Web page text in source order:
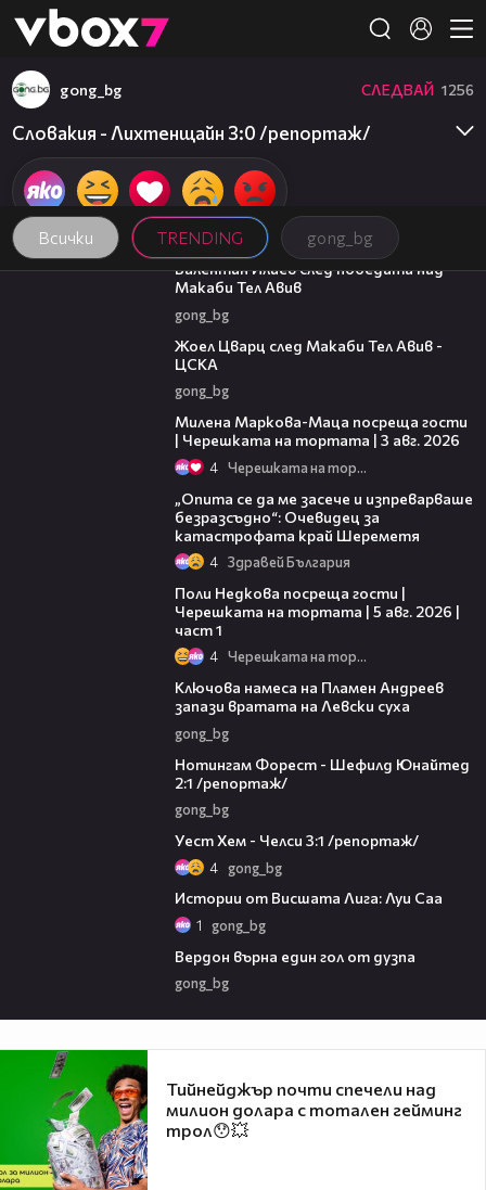
👾
Всички TRENDING gong_bg
gong_bg СЛЕДВАЙ 1256
Словакия - Лихтенщайн 3:0 /репортаж/
06:38
Валентин Илиев след победата над
Макаби Тел Авив
gong_bg
Жоел Цварц след Макаби Тел Авив -
ЦСКА
gong_bg
Милена Маркова-Маца посреща гости
| Черешката на тортата | 3 авг. 2026
4 Черешката на тортата
„Опита се да ме засече и изпреварваше
безразсъдно“: Очевидец за
катастрофата край Шереметя
4 Здравей България
Поли Недкова посреща гости |
Черешката на тортата | 5 авг. 2026 |
част 1
4 Черешката на тортата
Ключова намеса на Пламен Андреев
запази вратата на Левски суха
gong_bg
Нотингам Форест - Шефилд Юнайтед
2:1 /репортаж/
gong_bg
Уест Хем - Челси 3:1 /репортаж/
4 gong_bg
Истории от Висшата Лига: Луи Саа
1 gong_bg
Вердон върна един гол от дузпа
gong_bg
Тийнейджър почти спечели над
милион долара с тотален гейминг
трол😯💥